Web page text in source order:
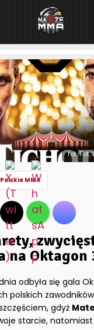
Karety,
fot.
Polskie MMA
na Oktagon
odbyła się gala
polskich
gdyż
starcie, natomiast